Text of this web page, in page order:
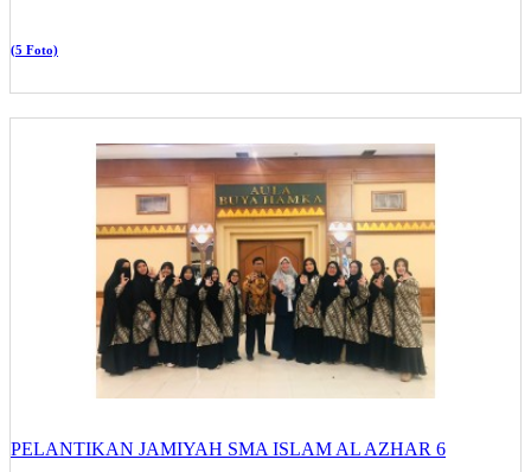
(5 Foto)
PELANTIKAN JAMIYAH SMA ISLAM AL AZHAR 6